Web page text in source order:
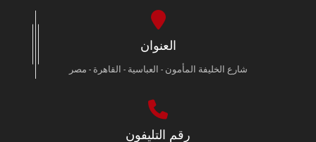
العنوان
شارع الخليفة المأمون - العباسية - القاهرة - مصر
رقم التليفون